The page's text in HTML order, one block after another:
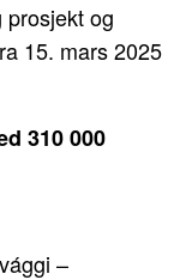
og
15. mars 2025
310 000
–